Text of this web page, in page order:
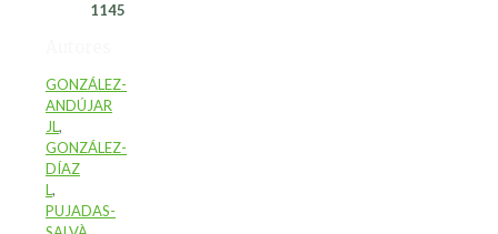
1145
GONZÁLEZ-
ANDÚJAR
JL,
GONZÁLEZ-
DÍAZ
L,
PUJADAS-